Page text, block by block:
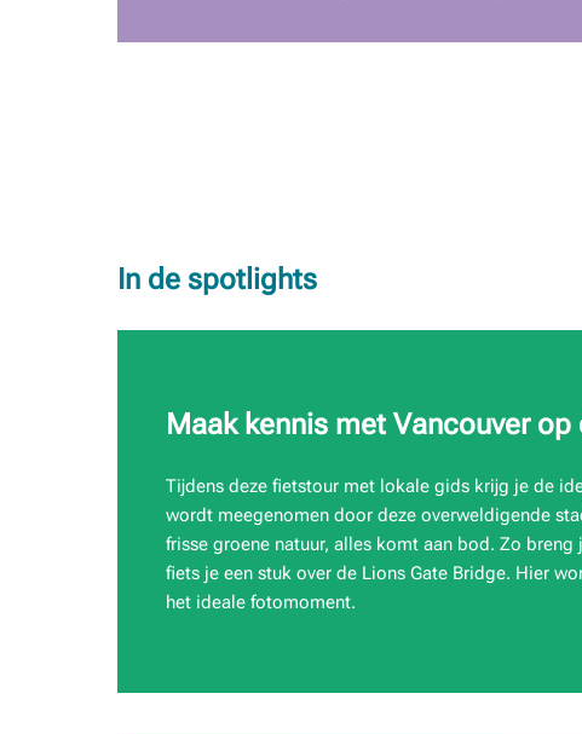
In de spotlights
Maak kennis met Vancouver op
Tijdens deze fietstour met lokale gids krijg je de
wordt meegenomen door deze overweldigende
frisse groene natuur, alles komt aan bod. Zo breng
fiets je een stuk over de Lions Gate Bridge. Hier
het ideale fotomoment.